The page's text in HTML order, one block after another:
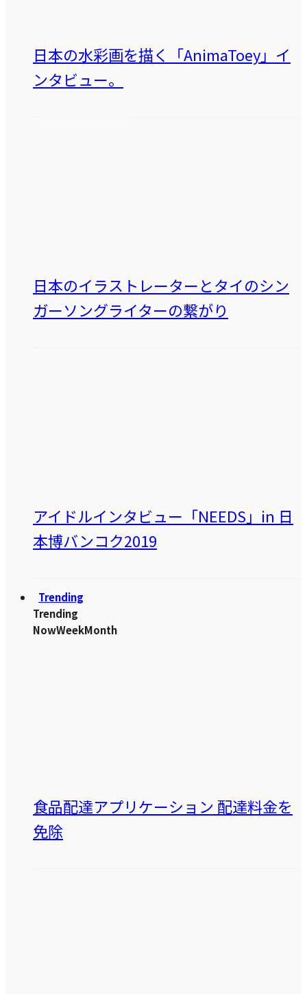
日本の水彩画を描く「AnimaToey」イ
ンタビュー。
日本のイラストレーターとタイのシン
ガーソングライターの繋がり
アイドルインタビュー「NEEDS」in 日
本博バンコク2019
Trending
Trending
NowWeekMonth
食品配達アプリケーション 配達料金を
免除